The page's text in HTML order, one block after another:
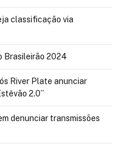
classificação via
Brasileirão 2024
River Plate anunciar
2.0”
denunciar transmissões